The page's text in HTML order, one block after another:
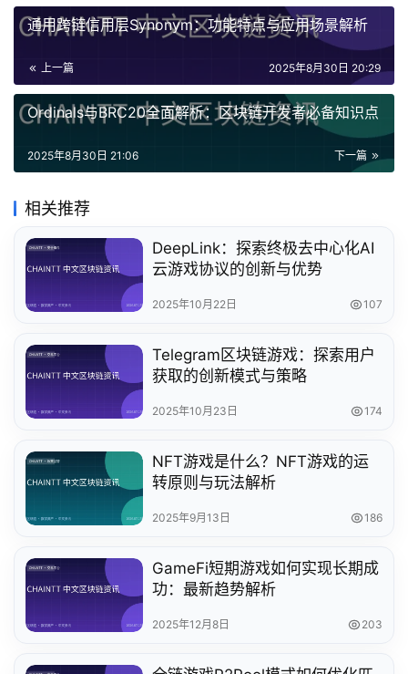
通用跨链信用层Synonym：功能特点与应用场景解析
上一篇 2025年8月30日 20:29
Ordinals与BRC20全面解析：区块链开发者必备知识点
下一篇
2025年8月30日 21:06
相关推荐
DeepLink：探索终极去中心化AI
云游戏协议的创新与优势
2025年10月22日 107
Telegram区块链游戏：探索用户
获取的创新模式与策略
2025年10月23日 174
NFT游戏是什么？NFT游戏的运
转原则与玩法解析
2025年9月13日 186
GameFi短期游戏如何实现长期成
功：最新趋势解析
2025年12月8日 203